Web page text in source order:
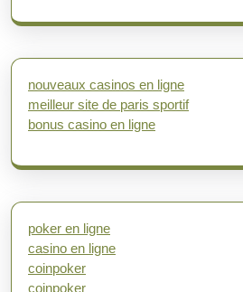
nouveaux casinos en ligne
meilleur site de paris sportif
bonus casino en ligne
poker en ligne
casino en ligne
coinpoker
coinpoker